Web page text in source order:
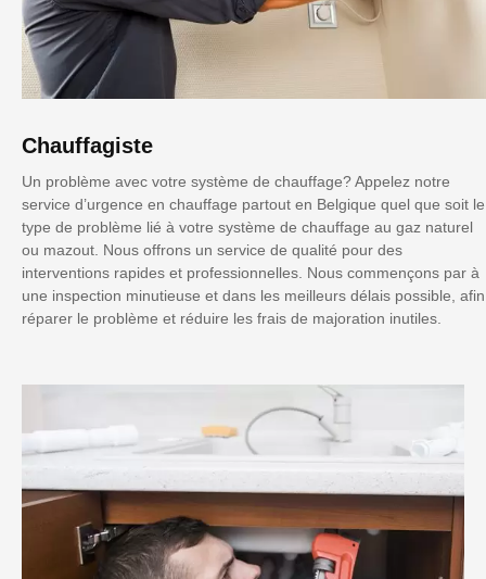
Chauffagiste
Un problème avec votre système de chauffage? Appelez notre
service d’urgence en chauffage partout en Belgique quel que soit le
type de problème lié à votre système de chauffage au gaz naturel
ou mazout. Nous offrons un service de qualité pour des
interventions rapides et professionnelles. Nous commençons par à
une inspection minutieuse et dans les meilleurs délais possible, afin
réparer le problème et réduire les frais de majoration inutiles.